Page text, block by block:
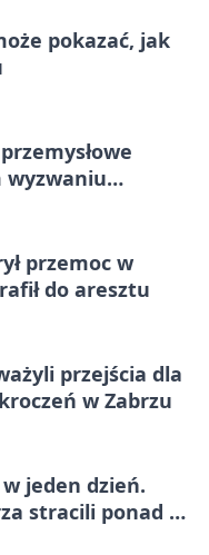
pokazać, jak
wyzwaniu
przemoc w
do aresztu
przejścia dla
w Zabrzu
jeden dzień.
stracili ponad 6